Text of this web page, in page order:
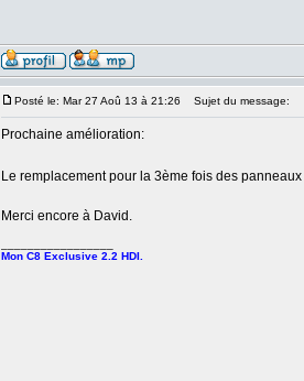
Posté le: Mar 27 Aoû 13 à 21:26 Sujet du message:
Prochaine amélioration:
Le remplacement pour la 3ème fois des
Merci encore à David.
Mon C8 Exclusive 2.2 HDI.